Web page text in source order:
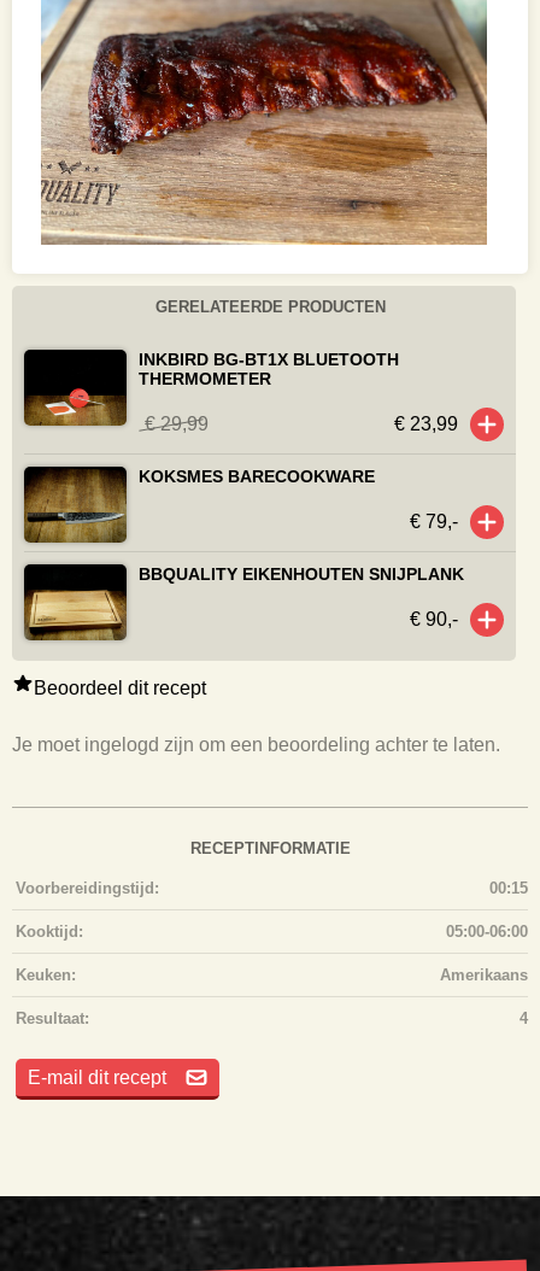
Beoordeel dit recept
Je moet ingelogd zijn om een beoordeling achter te laten.
RECEPTINFORMATIE
Voorbereidingstijd: 00:15
Kooktijd: 05:00-06:00
Keuken: Amerikaans
Resultaat: 4
E-mail dit recept
GERELATEERDE PRODUCTEN
INKBIRD BG-BT1X BLUETOOTH
THERMOMETER
€ 29,99 € 23,99
KOKSMES BARECOOKWARE
€ 79,-
BBQUALITY EIKENHOUTEN SNIJPLANK
€ 90,-